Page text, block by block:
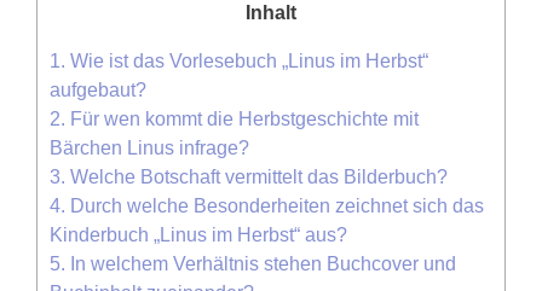
Inhalt
1. Wie ist das Vorlesebuch „Linus im Herbst“
aufgebaut?
2. Für wen kommt die Herbstgeschichte mit
Bärchen Linus infrage?
3. Welche Botschaft vermittelt das Bilderbuch?
4. Durch welche Besonderheiten zeichnet sich das
Kinderbuch „Linus im Herbst“ aus?
5. In welchem Verhältnis stehen Buchcover und